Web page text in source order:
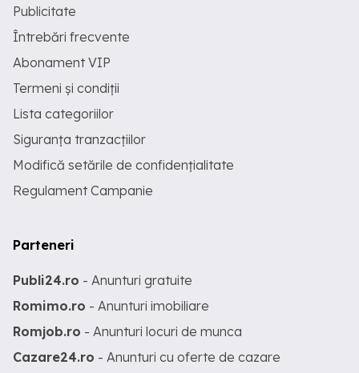
Publicitate
Întrebări frecvente
Abonament VIP
Termeni și condiții
Lista categoriilor
Siguranța tranzacțiilor
Modifică setările de confidențialitate
Regulament Campanie
Parteneri
Publi24.ro - Anunturi gratuite
Romimo.ro - Anunturi imobiliare
Romjob.ro - Anunturi locuri de munca
Cazare24.ro - Anunturi cu oferte de cazare